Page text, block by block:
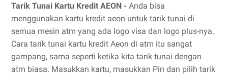
Tarik Tunai Kartu Kredit AEON - Anda bisa
menggunakan kartu kredit aeon untuk tarik tunai di
semua mesin atm yang ada logo visa dan logo plus-nya.
Cara tarik tunai kartu kredit Aeon di atm itu sangat
gampang, sama seperti ketika kita tarik tunai dengan
atm biasa. Masukkan kartu, masukkan Pin dan pilih tarik